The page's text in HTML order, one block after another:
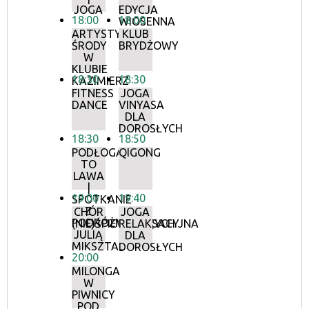
JOGA
18:00
ARTYSTYCZNE
ŚRODY
W
KLUBIE
KAZIMIERZ
18:30
FITNESS
DANCE
18:30
PODŁOGA
TO
LAWA
|
SPOTKANIE
Z
PODRÓŻNICZKĄ
JULIĄ
MIKSZTAL
19:00
CHÓR
(NIE)ŚPIEWAJĄCYCH
20:00
MILONGA
W
PIWNICY
POD
EDYCJA
WIOSENNA
18:00
KLUB
BRYDŻOWY
18:30
JOGA
VINYASA
DLA
DOROSŁYCH
18:50
QIGONG
19:40
JOGA
RELAKSACYJNA
DLA
DOROSŁYCH